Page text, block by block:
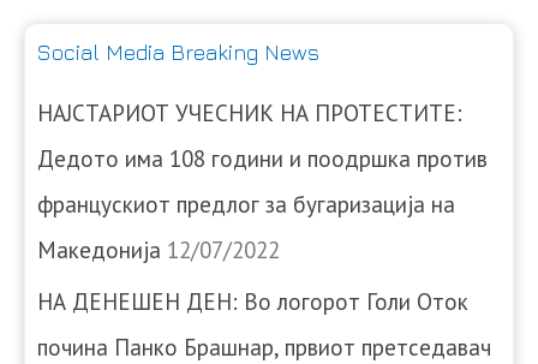
Social Media Breaking News
НАЈСТАРИОТ УЧЕСНИК НА ПРОТЕСТИТЕ:
Дедото има 108 години и поодршка против
францускиот предлог за бугаризација на
Македонија 12/07/2022
НА ДЕНЕШЕН ДЕН: Во логорот Голи Оток
почина Панко Брашнар, првиот претседавач